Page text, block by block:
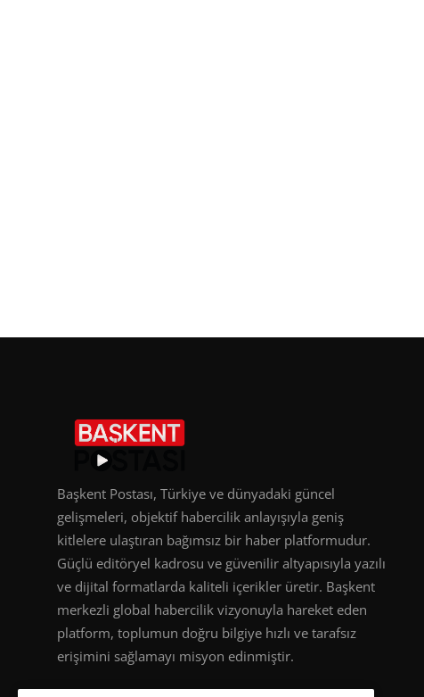
Başkent Postası, Türkiye ve dünyadaki güncel
gelişmeleri, objektif habercilik anlayışıyla geniş
kitlelere ulaştıran bağımsız bir haber platformudur.
Güçlü editöryel kadrosu ve güvenilir altyapısıyla yazılı
ve dijital formatlarda kaliteli içerikler üretir. Başkent
merkezli global habercilik vizyonuyla hareket eden
platform, toplumun doğru bilgiye hızlı ve tarafsız
erişimini sağlamayı misyon edinmiştir.